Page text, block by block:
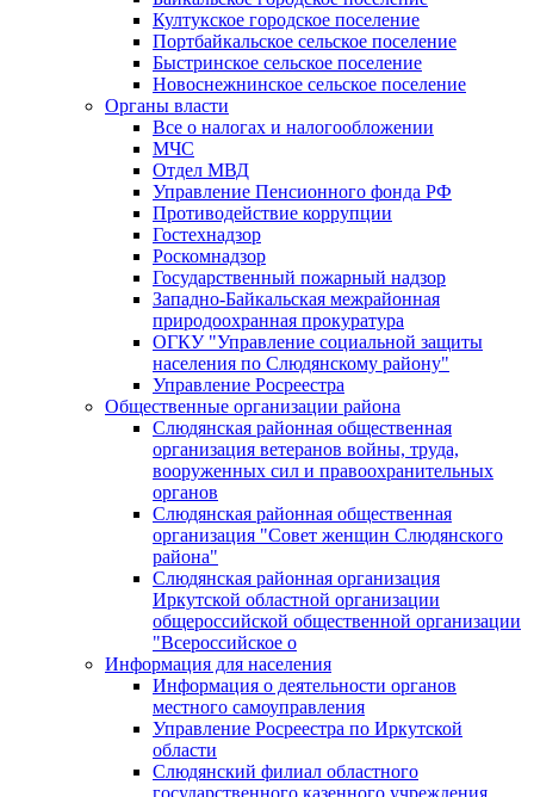
Култукское городское поселение
Портбайкальское сельское поселение
Быстринское сельское поселение
Новоснежнинское сельское поселение
Органы власти
Все о налогах и налогообложении
МЧС
Отдел МВД
Управление Пенсионного фонда РФ
Противодействие коррупции
Гостехнадзор
Роскомнадзор
Государственный пожарный надзор
Западно-Байкальская межрайонная
природоохранная прокуратура
ОГКУ "Управление социальной защиты
населения по Слюдянскому району"
Управление Росреестра
Общественные организации района
Слюдянская районная общественная
организация ветеранов войны, труда,
вооруженных сил и правоохранительных
органов
Слюдянская районная общественная
организация "Совет женщин Слюдянского
района"
Слюдянская районная организация
Иркутской областной организации
общероссийской общественной организации
"Всероссийское о
Информация для населения
Информация о деятельности органов
местного самоуправления
Управление Росреестра по Иркутской
области
Слюдянский филиал областного
государственного казенного учреждения